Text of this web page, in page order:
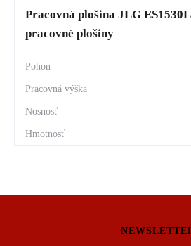
Pracovná plošina JLG
pracovné plošiny